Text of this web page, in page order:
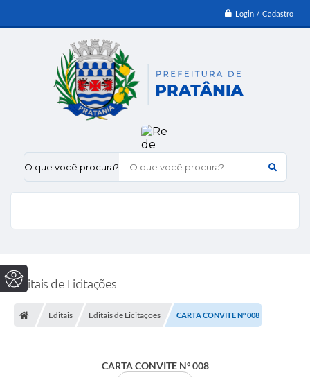
Login / Cadastro
O que você procura?
Editais de Licitações
Editais Editais de Licitações CARTA CONVITE Nº 008
CARTA CONVITE Nº 008